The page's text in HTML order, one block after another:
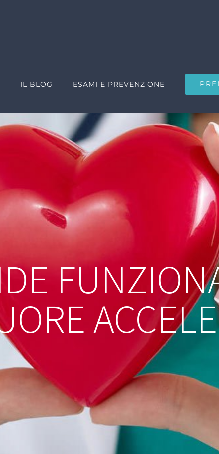
IL BLOG ESAMI E PREVENZIONE